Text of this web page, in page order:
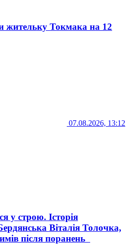
жительку Токмака на 12
07.08.2026, 13:12
у строю. Історія
Віталія Толочка,
після поранень